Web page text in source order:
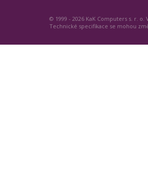
© 1999 - 2026 KaK Computers s. r. o.
Technické specifikace se mohou